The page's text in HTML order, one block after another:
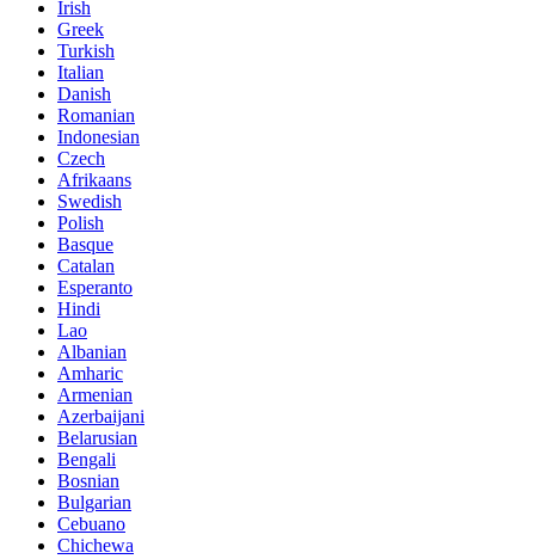
Irish
Greek
Turkish
Italian
Danish
Romanian
Indonesian
Czech
Afrikaans
Swedish
Polish
Basque
Catalan
Esperanto
Hindi
Lao
Albanian
Amharic
Armenian
Azerbaijani
Belarusian
Bengali
Bosnian
Bulgarian
Cebuano
Chichewa